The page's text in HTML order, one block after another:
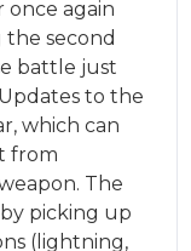
once again
second
battle just
to the
which can
from
The
picking up
(lightning,